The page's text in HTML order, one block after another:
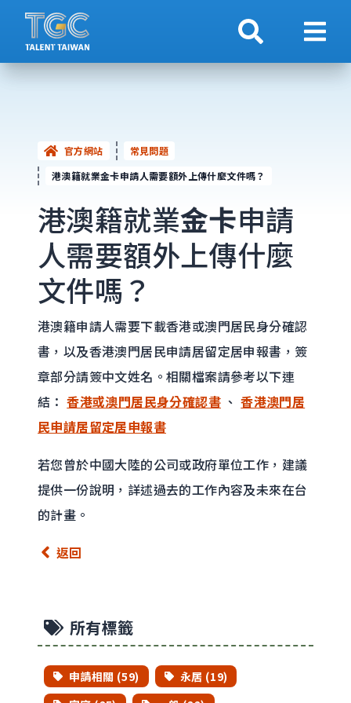
搜索 顯示
官方網站
常見問題
港澳籍就業金卡申請人需要額外上傳什麼文件嗎？
港澳籍就業金卡申請
人需要額外上傳什麼
文件嗎？
港澳籍申請人需要下載香港或澳門居民身分確認
書，以及香港澳門居民申請居留定居申報書，簽
章部分請簽中文姓名。相關檔案請參考以下連
結：香港或澳門居民身分確認書 、香港澳門居
民申請居留定居申報書
若您曾於中國大陸的公司或政府單位工作，建議
提供一份說明，詳述過去的工作內容及未來在台
的計畫。
返回
所有標籤
申請相關 (59)
永居 (19)